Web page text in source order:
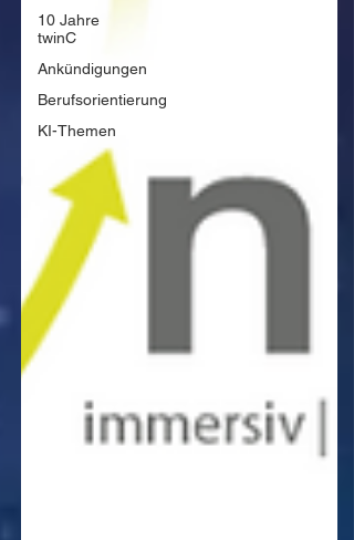
10 Jahre
twinC
Ankündigungen
Berufsorientierung
KI-Themen